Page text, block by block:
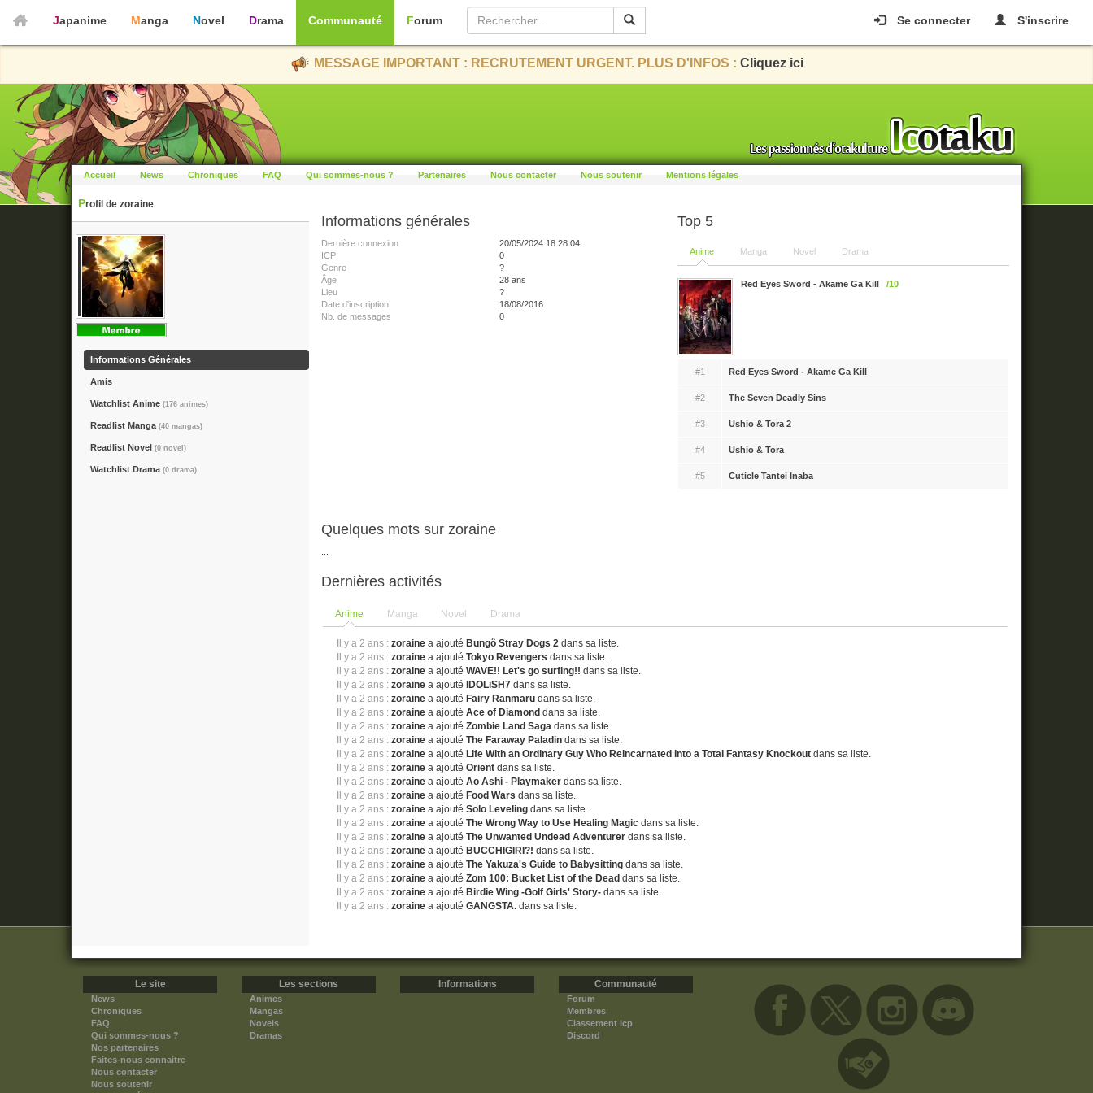
Se connecter S'inscrire
Japanime Manga Novel Drama Communauté Forum
MESSAGE IMPORTANT : RECRUTEMENT URGENT. PLUS D'INFOS : Cliquez ici
Accueil News Chroniques FAQ Qui sommes-nous ? Partenaires Nous contacter Nous soutenir Mentions légales
Profil de zoraine
Informations Générales
Amis
Watchlist Anime (176 animes)
Readlist Manga (40 mangas)
Readlist Novel (0 novel)
Watchlist Drama (0 drama)
Informations générales
Dernière connexion
20/05/2024 18:28:04
ICP
0
Genre
?
Âge
28 ans
Lieu
?
Date d'inscription
18/08/2016
Nb. de messages
0
Top 5
Anime Manga Novel Drama
Red Eyes Sword - Akame Ga Kill /10
#1 Red Eyes Sword - Akame Ga Kill
#2 The Seven Deadly Sins
#3 Ushio & Tora 2
#4 Ushio & Tora
#5 Cuticle Tantei Inaba
Quelques mots sur zoraine
Dernières activités
Anime Manga Novel Drama
Il y a 2 ans : zoraine a ajouté Bungô Stray Dogs 2 dans sa liste.
Il y a 2 ans : zoraine a ajoutéTokyo Revengers dans sa liste.
Il y a 2 ans : zoraine a ajoutéWAVE!! Let's go surfing!! dans sa liste.
Il y a 2 ans : zoraine a ajouté IDOLiSH7 dans sa liste.
Il y a 2 ans : zoraine a ajouté Fairy Ranmaru dans sa liste.
Il y a 2 ans : zoraine a ajoutéAce of Diamond dans sa liste.
Il y a 2 ans : zoraine a ajoutéZombie Land Saga dans sa liste.
Il y a 2 ans : zoraine a ajoutéThe Faraway Paladin dans sa liste.
Il y a 2 ans : zoraine a ajouté Life With an Ordinary Guy Who Reincarnated Into a Total Fantasy Knockout dans sa liste.
Il y a 2 ans : zoraine a ajoutéOrient dans sa liste.
Il y a 2 ans : zoraine a ajoutéAo Ashi - Playmaker dans sa liste.
Il y a 2 ans : zoraine a ajouté Food Wars dans sa liste.
Il y a 2 ans : zoraine a ajoutéSolo Leveling dans sa liste.
Il y a 2 ans : zoraine a ajoutéThe Wrong Way to Use Healing Magic dans sa liste.
Il y a 2 ans : zoraine a ajoutéThe Unwanted Undead Adventurer dans sa liste.
Il y a 2 ans : zoraine a ajouté BUCCHIGIRI?! dans sa liste.
Il y a 2 ans : zoraine a ajoutéThe Yakuza's Guide to Babysitting dans sa liste.
Il y a 2 ans : zoraine a ajoutéZom 100: Bucket List of the Dead dans sa liste.
Il y a 2 ans : zoraine a ajouté Birdie Wing -Golf Girls' Story- dans sa liste.
Il y a 2 ans : zoraine a ajoutéGANGSTA. dans sa liste.
Le site
News
Chroniques
FAQ
Qui sommes-nous ?
Nos partenaires
Faites-nous connaitre
Nous contacter
Nous soutenir
Les sections
Animes
Mangas
Novels
Dramas
Informations Communauté
Forum
Membres
Classement Icp
Discord